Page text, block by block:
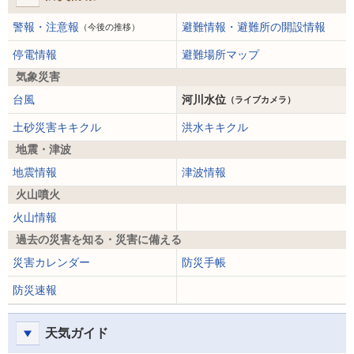
警報・注意報 （今後の推移） 避難情報・避難所の開設情報
停電情報
避難場所マップ
気象災害
台風
河川水位 （ライブカメラ）
土砂災害キキクル
洪水キキクル
地震・津波
地震情報
津波情報
火山噴火
火山情報
過去の災害を知る・災害に備える
災害カレンダー
防災手帳
防災速報
天気ガイド